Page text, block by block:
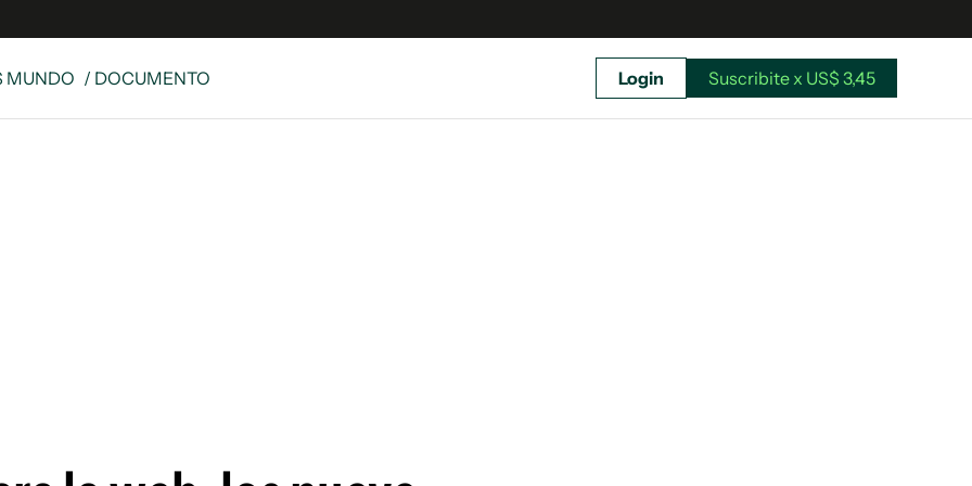
MUNDO / DOCUMENTO Login Suscribite x US$ 3,45